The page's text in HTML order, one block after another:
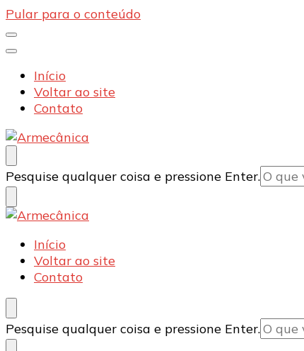
Pular para o conteúdo
Início
Voltar ao site
Contato
Armecânica
Blog
Procurando
algo?
Pesquise qualquer coisa e pressione Enter.
Armecânica
Blog
Início
Voltar ao site
Contato
Procurando
algo?
Pesquise qualquer coisa e pressione Enter.